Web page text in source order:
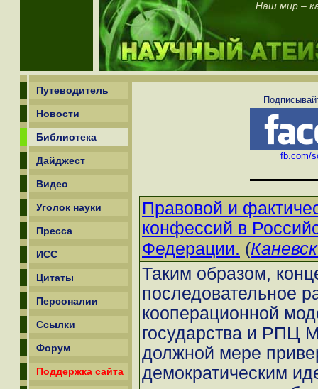
Наш мир –
Путеводитель
Новости
Библиотека
Дайджест
Видео
Уголок науки
Пресса
ИСС
Цитаты
Персоналии
Ссылки
Форум
Поддержка сайта
fb.com/
Правовой и
конфессий в
Федерации. (
Таким образом,
последовательное
кооперационной
государства и РПЦ
должной мере
демократическим